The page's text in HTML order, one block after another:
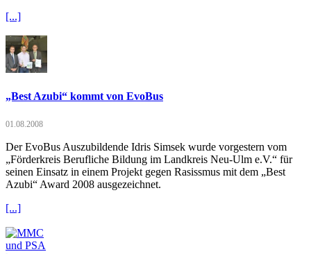
[...]
„Best Azubi“ kommt von EvoBus
01.08.2008
Der EvoBus Auszubildende Idris Simsek wurde vorgestern vom
„Förderkreis Berufliche Bildung im Landkreis Neu-Ulm e.V.“ für
seinen Einsatz in einem Projekt gegen Rasissmus mit dem „Best
Azubi“ Award 2008 ausgezeichnet.
[...]